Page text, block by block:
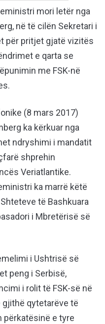
mori letër nga
në të cilën Sekretari i
për pritjet gjatë vizitës
e qarta se
me FSK-në
(8 mars 2017)
ka kërkuar nga
ndryshimi i mandatit
shprehin
Veriatlantike.
ka marrë këtë
të Bashkuara
i Mbretërisë së
i Ushtrisë së
peng i Serbisë,
i rolit të FSK-së në
qytetarëve të
përkatësinë e tyre